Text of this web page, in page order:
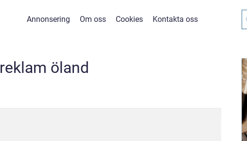
Annonsering Om oss Cookies Kontakta oss
reklam öland